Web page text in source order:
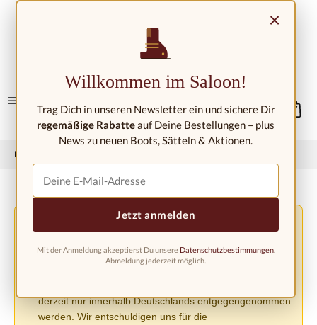
Home
⚠️
Versandänderung aufgrund der EU-Verordnung
PPWR
Aufgrund der neuen EU-Verpackungsverordnung
derzeit nur innerhalb Deutschlands entgegengenommen
werden. Wir entschuldigen uns für die
×
Willkommen im Saloon!
Trag Dich in unseren Newsletter ein und sichere Dir
regemäßige Rabatteauf Deine Bestellungen – plus
News zu neuen Boots, Sätteln & Aktionen.
Jetzt anmelden
Mit der Anmeldung akzeptierst Du unsere Datenschutzbestimmungen.
Abmeldung jederzeit möglich.